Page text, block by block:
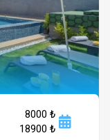
8000 ₺
18900 ₺